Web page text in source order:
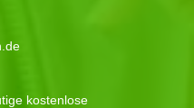
kostenlose